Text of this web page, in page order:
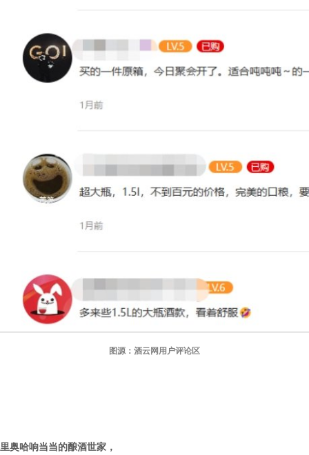
图源：酒云网用户评论区
里奥哈响当当的酿酒世家，